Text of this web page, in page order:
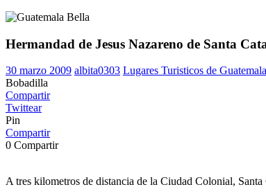
Hermandad de Jesus Nazareno de Santa
30 marzo 2009 albita0303 Lugares Turisticos de Guatemala
Bobadilla
Compartir
Twittear
Pin
Compartir
0 Compartir
A tres kilometros de distancia de la Ciudad Colonial,